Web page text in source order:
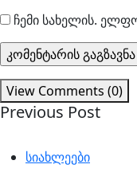
ჩემი სახელის.
View Comments (0)
Previous Post
სიახლეები